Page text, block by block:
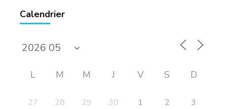
Calendrier
L M M J V S D
27 28 29 30 1 2 3